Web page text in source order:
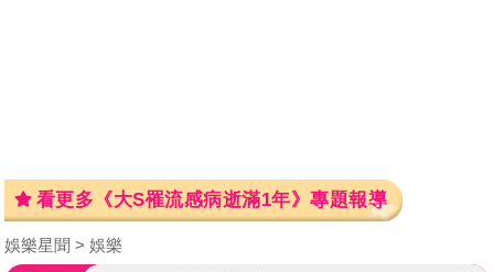
看更多《大S罹流感病逝滿1年》專題報導
娛樂星聞 娛樂